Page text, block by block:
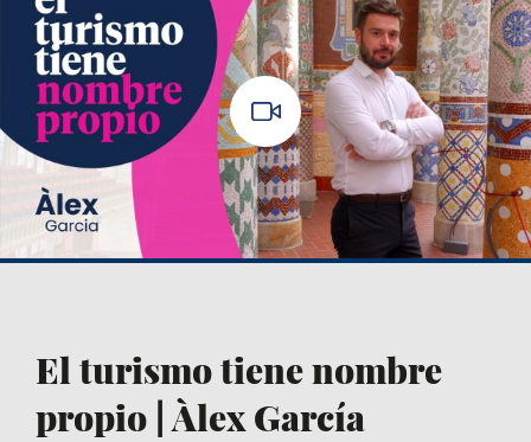
El turismo tiene nombre
propio | Àlex García